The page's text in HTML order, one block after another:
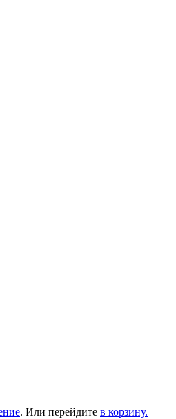
. Или перейдите в корзину.